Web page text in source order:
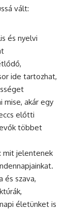
vált:
és nyelvi
ide tartozhat,
akár egy
előtti
többet
mit jelentenek
és szava,
életünket is